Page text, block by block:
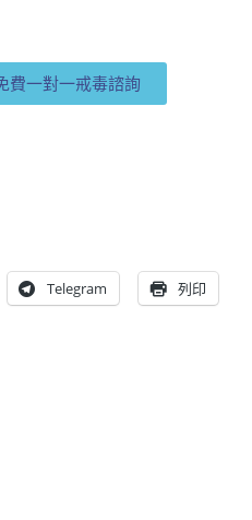
費一對一戒毒諮詢
Telegram 列印